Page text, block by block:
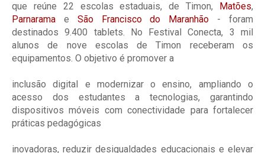
que reúne 22 escolas estaduais, de Timon,
Matões,
Parnarama e São Francisco do Maranhão - foram
destinados 9.400 tablets. No Festival Conecta, 3 mil
alunos de nove escolas de Timon receberam os
equipamentos. O objetivo é promover a
inclusão digital e modernizar o ensino, ampliando o
acesso dos estudantes a tecnologias, garantindo
dispositivos móveis com conectividade para fortalecer
práticas pedagógicas
inovadoras, reduzir desigualdades educacionais e elevar